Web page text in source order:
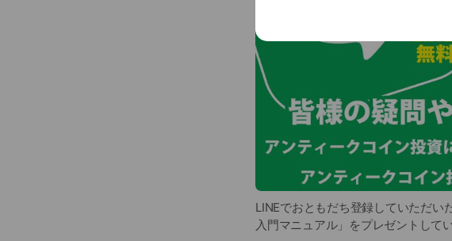
LINEでおともだち登録していただい
入門マニュアル」をプレゼントして